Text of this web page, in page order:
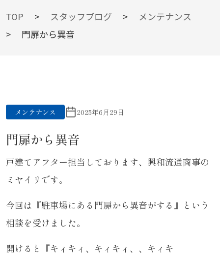
BLOG
TOP > スタッフブログ >
メンテナンス
>
門扉から異音
メンテナンス 2025年6月29日
門扉から異音
戸建てアフター担当しております、興和流通商事の
ミヤイリです。
今回は『駐車場にある門扉から異音がする』という
相談を受けました。
開けると『キィキィ、キィキィ、、キィキ